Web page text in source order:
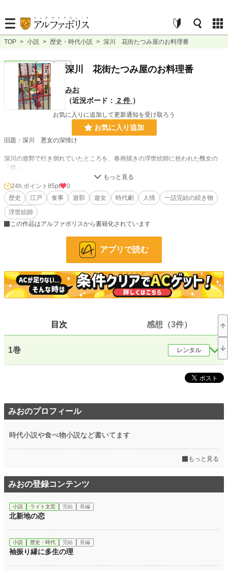
TOP > 小説 > 歴史・時代小説 > 深川 花街たつみ屋のお料理番
歴史・時代 完結 長編深川 花街たつみ屋のお料理番
みお
（近況ボード： 2 件 ）
お気に入りに追加して更新通知を受け取ろう
お気に入り追加
旧題：深川 悪女の深情け
深川の遊郭で行き倒れていたところを、春画描きの浮世絵師に拾われた醜女の
「猿」。
彼女は浮世絵師のために飯を作る約束で、遊郭の引き手茶屋で住むことを許され
て……。
という、江戸飯テーマの人情小説です。
髪結い師の男、化粧師の男、引き手茶屋の婆に郭の台所を任された男、門番の
男。など、花街に住む人達の視点で、1話完結の連作短編です。
※なろうでも同じ小説をアップしています。
11,513 位 / 228,643 件
歴史・時代 97 位 / 3,218 件
お気に入り 112
文字数(レンタル含む) 140,449
更新日時
週間ポイント
24h.ポイント 85pt
0
歴史
江戸 食事 遊郭 遊女 時代劇 人情
一話完結の続き物
浮世絵師
この作品はアルファポリスから書籍化されています
アプリで読む
目次 感想（3件）
1巻 レンタル
みおのプロフィール
時代小説や食べ物小説など書いてます
もっと見る
みおの登録コンテンツ
小説 ライト文芸 完結 長編
北新地の恋
小説 歴史・時代 完結 長編
袖振り縁に多生の理